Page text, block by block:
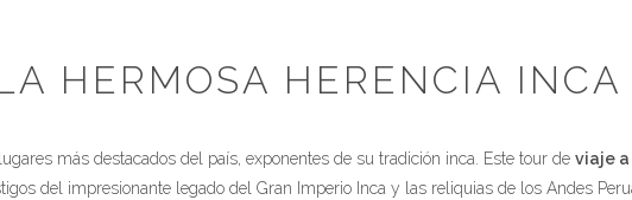
HERMOSA HERENCIA INCA
más destacados del país, exponentes de su tradición inca. Este tour de viaje a
del impresionante legado del Gran Imperio Inca y las reliquias de los Andes